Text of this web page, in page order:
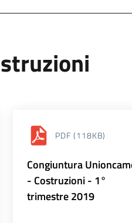
PDF (118KB)
Congiuntura
- Costruzioni - 1°
trimestre 2019